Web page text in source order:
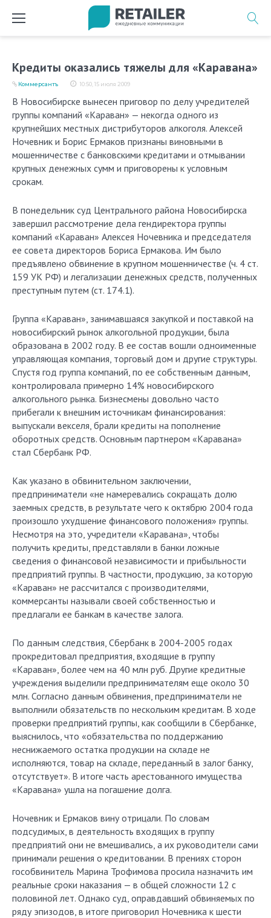
Кредиты оказались тяжелы для «Каравана»
10:50, 15 июля 2009
Коммерсантъ
В Новосибирске вынесен приговор по делу учредителей
группы компаний «Караван» — некогда одного из
крупнейших местных дистрибуторов алкоголя. Алексей
Ночевник и Борис Ермаков признаны виновными в
мошенничестве с банковскими кредитами и отмывании
крупных денежных сумм и приговорены к условным
срокам.
В понедельник суд Центрального района Новосибирска
завершил рассмотрение дела гендиректора группы
компаний «Караван» Алексея Ночевника и председателя
ее совета директоров Бориса Ермакова. Им было
предъявлено обвинение в крупном мошенничестве (ч. 4 ст.
159 УК РФ) и легализации денежных средств, полученных
преступным путем (ст. 174.1).
Группа «Караван», занимавшаяся закупкой и поставкой на
новосибирский рынок алкогольной продукции, была
образована в 2002 году. В ее состав вошли одноименные
управляющая компания, торговый дом и другие структуры.
Спустя год группа компаний, по ее собственным данным,
контролировала примерно 14% новосибирского
алкогольного рынка. Бизнесмены довольно часто
прибегали к внешним источникам финансирования:
выпускали векселя, брали кредиты на пополнение
оборотных средств. Основным партнером «Каравана»
стал Сбербанк РФ.
Как указано в обвинительном заключении,
предприниматели «не намеревались сокращать долю
заемных средств, в результате чего к октябрю 2004 года
произошло ухудшение финансового положения» группы.
Несмотря на это, учредители «Каравана», чтобы
получить кредиты, представляли в банки ложные
сведения о финансовой независимости и прибыльности
предприятий группы. В частности, продукцию, за которую
«Караван» не рассчитался с производителями,
коммерсанты называли своей собственностью и
предлагали ее банкам в качестве залога.
По данным следствия, Сбербанк в 2004-2005 годах
прокредитовал предприятия, входящие в группу
«Караван», более чем на 40 млн руб. Другие кредитные
учреждения выделили предпринимателям еще около 30
млн. Согласно данным обвинения, предприниматели не
выполнили обязательств по нескольким кредитам. В ходе
проверки предприятий группы, как сообщили в Сбербанке,
выяснилось, что «обязательства по поддержанию
неснижаемого остатка продукции на складе не
исполняются, товар на складе, переданный в залог банку,
отсутствует». В итоге часть арестованного имущества
«Каравана» ушла на погашение долга.
Ночевник и Ермаков вину отрицали. По словам
подсудимых, в деятельность входящих в группу
предприятий они не вмешивались, а их руководители сами
принимали решения о кредитовании. В прениях сторон
гособвинитель Марина Трофимова просила назначить им
реальные сроки наказания — в общей сложности 12 с
половиной лет. Однако суд, оправдавший обвиняемых по
ряду эпизодов, в итоге приговорил Ночевника к шести